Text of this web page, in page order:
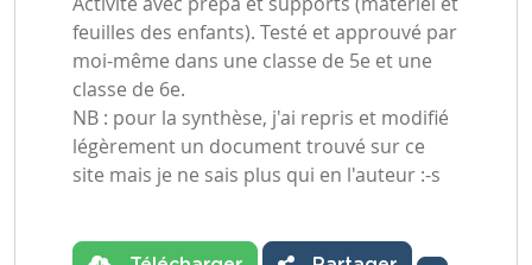
feuilles des enfants). Testé et approuvé par
moi-même dans une classe de 5e et une
classe de 6e.
NB : pour la synthèse, j'ai repris et modifié
légèrement un document trouvé sur ce
site mais je ne sais plus qui en l'auteur :-s